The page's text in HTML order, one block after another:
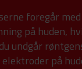
foregår med
på huden,
undgår
på